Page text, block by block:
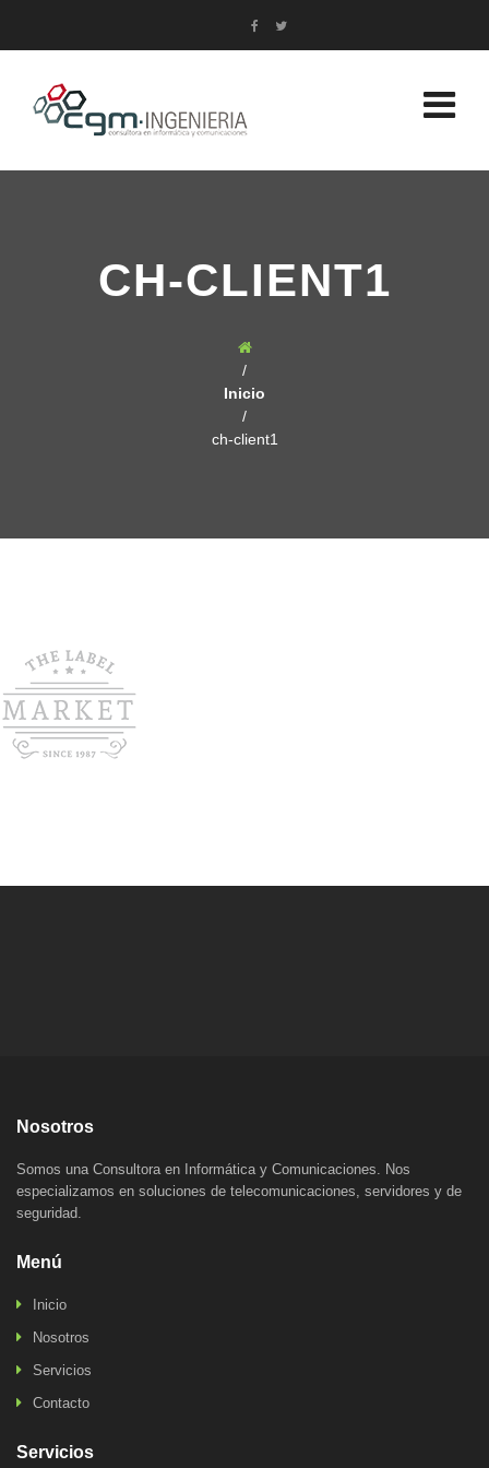
CH-CLIENT1
/
Inicio
/
ch-client1
Nosotros
Somos una Consultora en Informática y Comunicaciones. Nos
especializamos en soluciones de telecomunicaciones, servidores y de
seguridad.
Menú
Inicio
Nosotros
Servicios
Contacto
Servicios